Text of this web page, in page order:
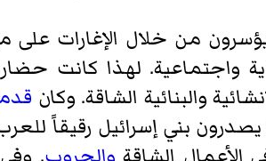
من خلال الإغارات
واجتماعية. لهذا كانت
والبنائية الشاقة. وكان
يصدرون بني إسرائيل رقيقاً